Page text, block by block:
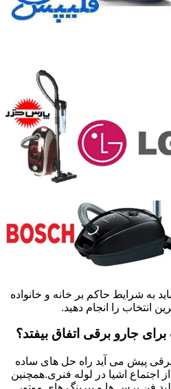
به شرایط حاکم بر خانه و خانواده
انتخاب را انجام دهید.
جارو برقی اتفاق بیفتد؟
پیش می آید راه حل های ساده
اجتماع اشیا در لوله فنری.همچنین